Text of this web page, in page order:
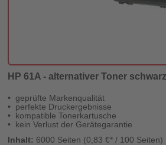
HP 61A - alternativer Toner
geprüfte Markenqualität
perfekte Druckergebnisse
kompatible Tonerkartusche
kein Verlust der Gerätegarantie
Inhalt: 6000 Seiten (0,83 €* / 100 Seiten)